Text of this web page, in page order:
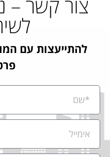
צור קשר –
להתייעצות עם